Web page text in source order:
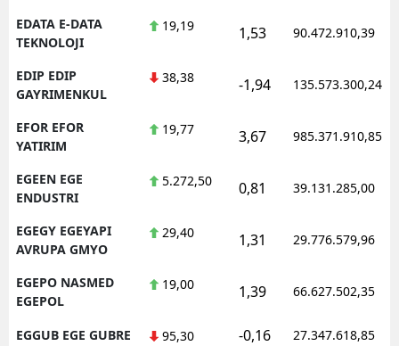
EDATA E-DATA
TEKNOLOJI
19,19 1,53 90.472.910,39
EDIP EDIP
GAYRIMENKUL
38,38 -1,94 135.573.300,24
EFOR EFOR
YATIRIM
19,77 3,67 985.371.910,85
EGEEN EGE
ENDUSTRI
5.272,50 0,81 39.131.285,00
EGEGY EGEYAPI
AVRUPA GMYO
29,40 1,31 29.776.579,96
EGEPO NASMED
EGEPOL
19,00 1,39 66.627.502,35
EGGUB EGE GUBRE 95,30 -0,16 27.347.618,85